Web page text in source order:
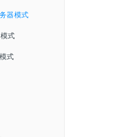
置
理
添加
测试
则
器模式
式
式